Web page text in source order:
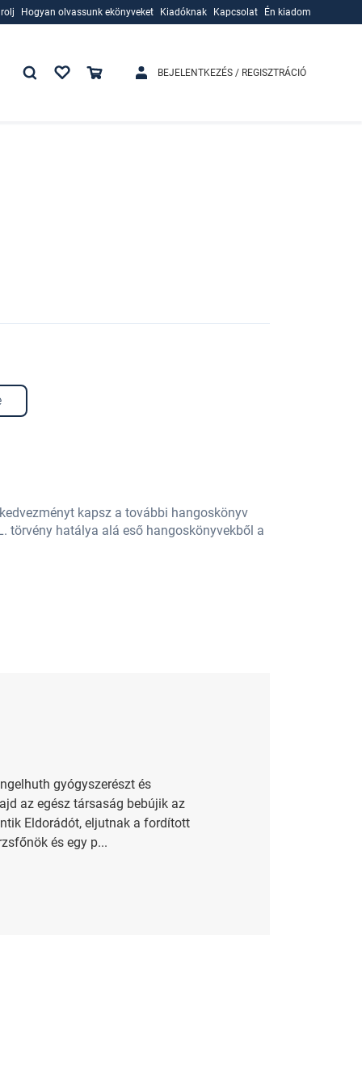
Hogyan olvassunk ekönyveket
Kiadóknak
Kapcsolat Én kiadom
BEJELENTKEZÉS / REGISZTRÁCIÓ
kapsz a további hangoskönyv
törvény hatálya alá eső hangoskönyvekből a
gyógyszerészt és
az egész társaság bebújik az
Eldorádót, eljutnak a fordított
és egy p...